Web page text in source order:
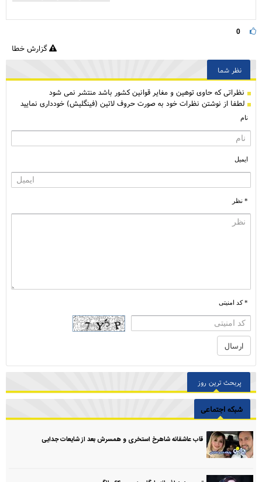
0
گزارش خطا
نظر شما
نظراتی كه حاوی توهین و مغایر قوانین کشور باشد منتشر نمی شود
لطفا از نوشتن نظرات خود به صورت حروف لاتین (فینگلیش) خودداری نمایید
نام
ایمیل
* نظر
* کد امنیتی
پربحث ترین روز
شبکه اجتماعی
قاب عاشقانه شاهرخ استخری و همسرش بعد از شایعات جدایی